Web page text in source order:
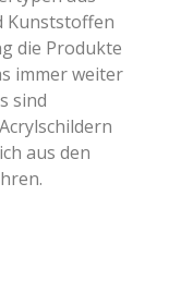
Kunststoffen
die Produkte
immer weiter
sind
aus den